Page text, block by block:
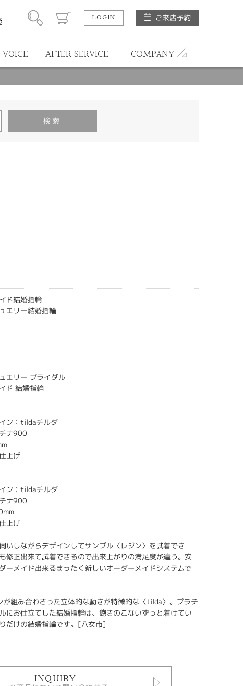
LOGIN ご来店予約
VOICE AFTER SERVICE COMPANY
ド結婚指輪
エリー結婚指輪
エリー ブライダル
ド 結婚指輪
ン：tildaチルダ
ナ900
上げ
ン：tildaチルダ
ナ900
上げ
いしながらデザインしてサンプル〈レジン〉を試着でき
修正出来て試着できるので出来上がりの満足度が違う。安
ーメイド出来るまったく新しいオーダーメイドシステムで
が組み合わさった立体的な動きが特徴的な〈tilda〉。プラチ
にお仕立てした結婚指輪は、飽きのこないずっと着けてい
だけの結婚指輪です。[八女市]
INQUIRY